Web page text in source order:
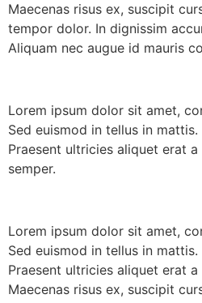
Maecenas risus ex, suscipit
tempor dolor. In dignissim
Aliquam nec augue id mauris
Lorem ipsum dolor sit amet,
Sed euismod in tellus in
Praesent ultricies aliquet erat a
semper.
Lorem ipsum dolor sit amet,
Sed euismod in tellus in
Praesent ultricies aliquet erat a
Maecenas risus ex, suscipit